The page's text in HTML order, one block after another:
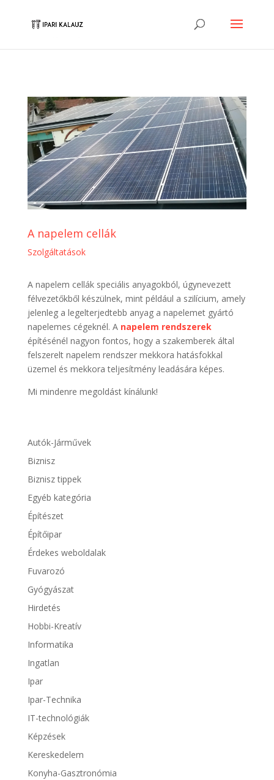
A napelem cellák
Szolgáltatások
A napelem cellák speciális anyagokból, úgynevezett
félvezetőkből készülnek, mint például a szilícium, amely
jelenleg a legelterjedtebb anyag a napelemet gyártó
napelemes cégeknél. A napelem rendszerek
építésénél nagyon fontos, hogy a szakemberek által
felszerelt napelem rendszer mekkora hatásfokkal
üzemel és mekkora teljesítmény leadására képes.
Mi mindenre megoldást kínálunk!
Autók-Járművek
Biznisz
Biznisz tippek
Egyéb kategória
Építészet
Építőipar
Érdekes weboldalak
Fuvarozó
Gyógyászat
Hirdetés
Hobbi-Kreatív
Informatika
Ingatlan
Ipar
Ipar-Technika
IT-technológiák
Képzések
Kereskedelem
Konyha-Gasztronómia